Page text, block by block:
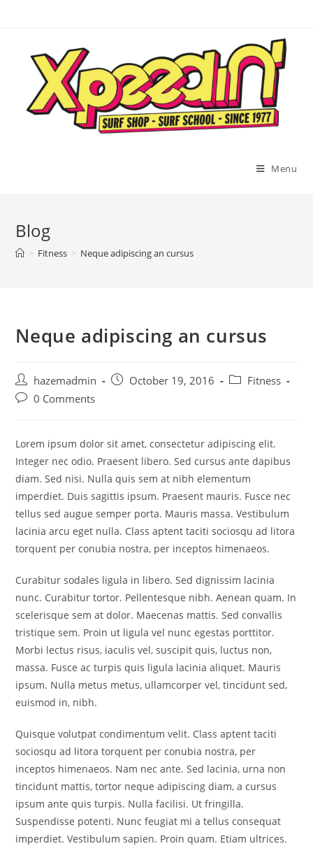
Menu
Blog
> Fitness > Neque adipiscing an cursus
Neque adipiscing an cursus
hazemadmin October 19, 2016
Fitness
0 Comments
Lorem ipsum dolor sit amet, consectetur adipiscing elit.
Integer nec odio. Praesent libero. Sed cursus ante dapibus
diam. Sed nisi. Nulla quis sem at nibh elementum
imperdiet. Duis sagittis ipsum. Praesent mauris. Fusce nec
tellus sed augue semper porta. Mauris massa. Vestibulum
lacinia arcu eget nulla. Class aptent taciti sociosqu ad litora
torquent per conubia nostra, per inceptos himenaeos.
Curabitur sodales ligula in libero. Sed dignissim lacinia
nunc. Curabitur tortor. Pellentesque nibh. Aenean quam. In
scelerisque sem at dolor. Maecenas mattis. Sed convallis
tristique sem. Proin ut ligula vel nunc egestas porttitor.
Morbi lectus risus, iaculis vel, suscipit quis, luctus non,
massa. Fusce ac turpis quis ligula lacinia aliquet. Mauris
ipsum. Nulla metus metus, ullamcorper vel, tincidunt sed,
euismod in, nibh.
Quisque volutpat condimentum velit. Class aptent taciti
sociosqu ad litora torquent per conubia nostra, per
inceptos himenaeos. Nam nec ante. Sed lacinia, urna non
tincidunt mattis, tortor neque adipiscing diam, a cursus
ipsum ante quis turpis. Nulla facilisi. Ut fringilla.
Suspendisse potenti. Nunc feugiat mi a tellus consequat
imperdiet. Vestibulum sapien. Proin quam. Etiam ultrices.